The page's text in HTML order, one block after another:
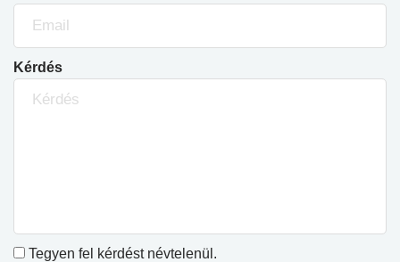
Kérdés
Tegyen fel kérdést névtelenül.